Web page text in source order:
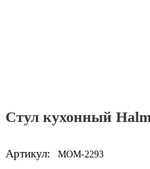
Стул кухонный
Артикул: MOM-2293